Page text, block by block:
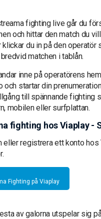
fighting live går du
och hittar den match du
klickar du in på den operatör
matchen i tablån.
inne på operatörens
och startar din
till spännande fighting
mobilen eller surfplattan.
fighting hos Viaplay -
eller registrera ett konto hos
Fighting på Viaplay
av galorna utspelar sig